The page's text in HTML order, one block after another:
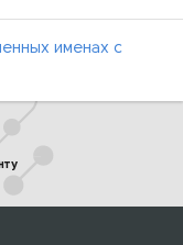
именах с